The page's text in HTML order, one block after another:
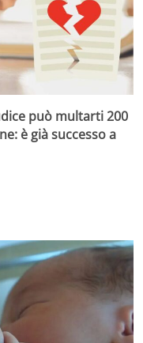
può multarti 200
è già successo a